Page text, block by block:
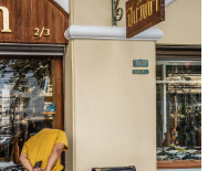
กองบรรณาธิการข่าวต่าง